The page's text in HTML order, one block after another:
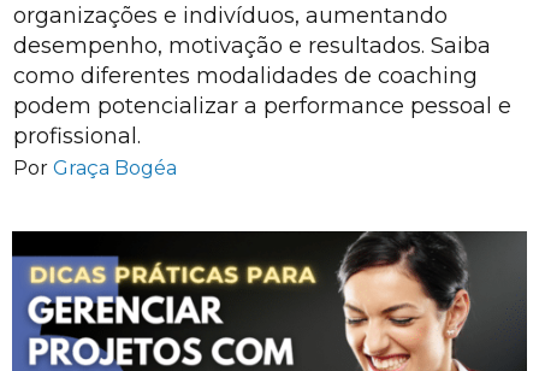
organizações e indivíduos, aumentando
desempenho, motivação e resultados. Saiba
como diferentes modalidades de coaching
podem potencializar a performance pessoal e
profissional.
Por Graça Bogéa